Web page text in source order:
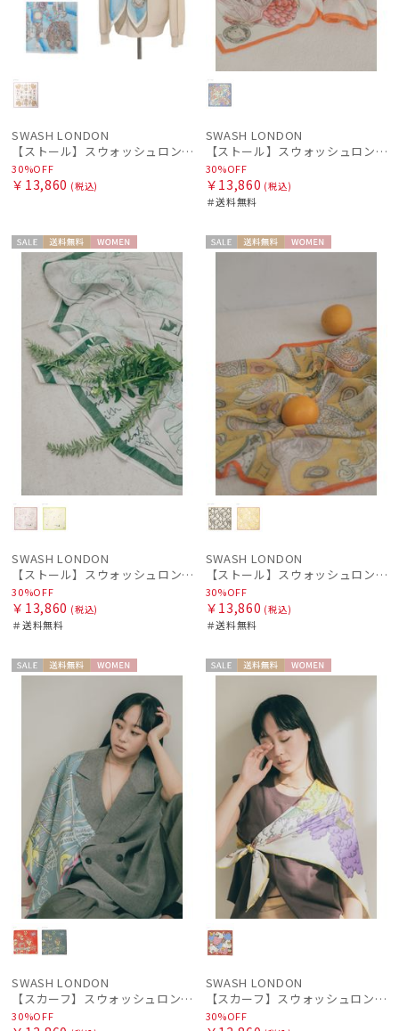
SWASH LONDON
【ストール】スウォッシュロンドン (SWASH LONDON) Filigree Menagerie 115*115 コットンスクエア
30%OFF
￥13,860 (税込)
SWASH LONDON
【ストール】スウォッシュロンドン (SWASH LONDON) Cherry Berry 120cm×120cm コットンリネンストール インド製
30%OFF
￥13,860 (税込)
＃送料無料
セー 送料無
料
WOME
N
SWASH LONDON
【ストール】スウォッシュロンドン (SWASH LONDON) Picture Postcard 120cm×120cm コットンリネンストール インド製
30%OFF
￥13,860 (税込)
＃送料無料
セー 送料無 WOME
SWASH LONDON
【ストール】スウォッシュロンドン (SWASH LONDON) Pictorial Paisley 120cm×120cm コットンリネンストール インド製
30%OFF
￥13,860 (税込)
＃送料無料
セー 送料無 WOME
SWASH LONDON
【スカーフ】スウォッシュロンドン (SWASH LONDON) Ferris Festivity 88cm×88cm シルクスカーフ 日本製
30%OFF
セー 送料無 WOME
N
SWASH LONDON
【スカーフ】スウォッシュロンドン (SWASH LONDON) Levity 88cm×88cm シルクスカーフ 日本製
30%OFF